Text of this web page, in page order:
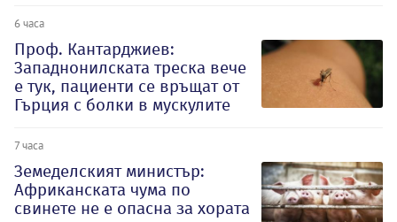
6 часа
Проф. Кантарджиев:
Западнонилската треска вече
е тук, пациенти се връщат от
Гърция с болки в мускулите
7 часа
Земеделският министър:
Африканската чума по
свинете не е опасна за хората